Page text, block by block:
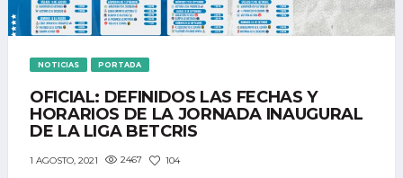
NOTICIAS PORTADA
OFICIAL: DEFINIDOS LAS FECHAS Y
HORARIOS DE LA JORNADA INAUGURAL
DE LA LIGA BETCRIS
1 AGOSTO, 2021 2467 104